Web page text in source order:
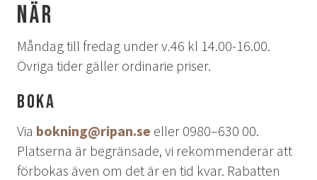
GRUPPAKTIVITETER
OM OSS
JOBBA MED OSS
När
Måndag till fredag under v.46 kl 14.00-16.00.
Övriga tider gäller ordinarie priser.
Boka
Via bokning@ripan.se eller 0980–630 00.
Platserna är begränsade, vi rekommenderar att
förbokas även om det är en tid kvar. Rabatten